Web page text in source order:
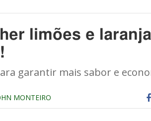
limões e
garantir mais sabor e
MONTEIRO